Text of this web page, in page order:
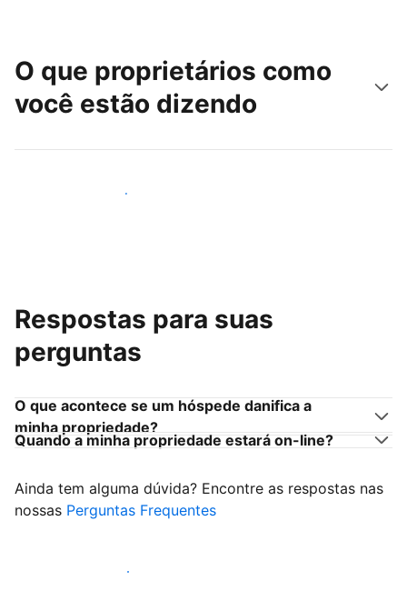
O que proprietários como
você estão dizendo
Junte-se a outros anfitriões
Respostas para suas
perguntas
O que acontece se um hóspede danifica a
minha propriedade?
Quando a minha propriedade estará on-line?
Ainda tem alguma dúvida? Encontre as respostas nas
nossas Perguntas Frequentes
Comece a receber hóspedes